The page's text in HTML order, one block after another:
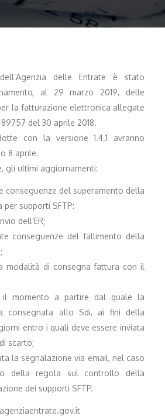
delle Entrate è stato
al 29 marzo 2019, delle
la fatturazione elettronica allegate
del 30 aprile 2018.
con la versione 1.4.1 avranno
8 aprile.
gli ultimi aggiornamenti:
conseguenze del superamento della
per supporti SFTP:
dell’ER;
conseguenze del fallimento della
modalità di consegna fattura con il
momento a partire dal quale la
consegnata allo Sdi, ai fini della
entro i quali deve essere inviata
scarto;
la segnalazione via email, nel caso
della regola sul controllo della
dei supporti SFTP.